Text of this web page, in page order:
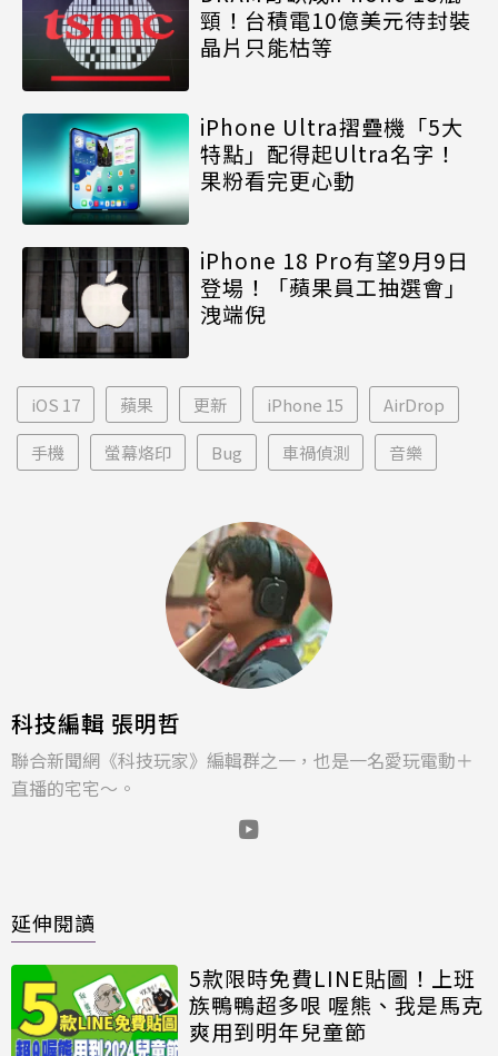
頸！台積電10億美元待封裝
晶片只能枯等
iPhone Ultra摺疊機「5大
特點」配得起Ultra名字！
果粉看完更心動
iPhone 18 Pro有望9月9日
登場！「蘋果員工抽選會」
洩端倪
iOS 17 蘋果 更新 iPhone 15 AirDrop
手機 螢幕烙印 Bug 車禍偵測 音樂
科技編輯 張明哲
聯合新聞網《科技玩家》編輯群之一，也是一名愛玩電動＋
直播的宅宅～。
延伸閱讀
5款限時免費LINE貼圖！上班
族鴨鴨超多哏 喔熊、我是馬克
爽用到明年兒童節